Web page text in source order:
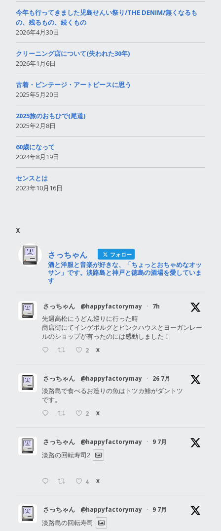
今年も行ってきました児島せんい祭り/THE DENIM/無くなるも
の、残るもの、続くもの
2026年4月30日
クリーニング店について(失われた30年)
2026年1月6日
古着・ビンテージ・アートピースに思う
2025年5月20日
2025旅のおもひで(尾道)
2025年2月8日
60歳になって
2024年8月19日
センスとは
2023年10月16日
X
さっちゃん フォロー
酒と洋服と音楽が好きな、「ちょっとおちゃめなオッ
サン」です。淡路島と神戸と徳島の酒場を愛していま
す
さっちゃん @happyfactorymay · 7h
先週高松にうどん巡りに行った時
商店街にてインゲボルグとピンクハウスとヨーガンレー
ルのショップが有ったのには感動しました！
2 X
さっちゃん @happyfactorymay · 26 7月
淡路島で食べるお造りの魚はトツカ鯵がダントツ
です。
2 X
さっちゃん @happyfactorymay · 9 7月
淡路の回転寿司2
4 X
さっちゃん @happyfactorymay · 9 7月
淡路島の回転寿司